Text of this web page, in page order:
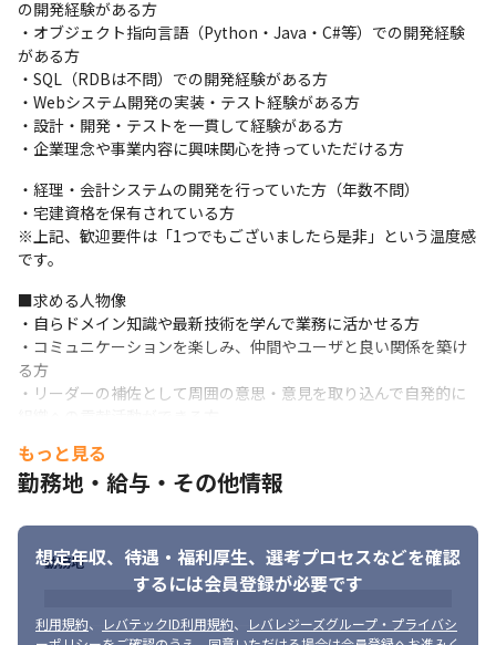
の開発経験がある方
・オブジェクト指向言語（Python・Java・C#等）での開発経験
がある方
・SQL（RDBは不問）での開発経験がある方
・Webシステム開発の実装・テスト経験がある方
・設計・開発・テストを一貫して経験がある方
・企業理念や事業内容に興味関心を持っていただける方
・経理・会計システムの開発を行っていた方（年数不問）
・宅建資格を保有されている方
※上記、歓迎要件は「1つでもございましたら是非」という温度感
です。
■求める人物像
・自らドメイン知識や最新技術を学んで業務に活かせる方
・コミュニケーションを楽しみ、仲間やユーザと良い関係を築け
る方
・リーダーの補佐として周囲の意思・意見を取り込んで自発的に
もっと見る
勤務地・給与・その他情報
想定年収、待遇・福利厚生、 選考プロセスなどを確認
するには会員登録が必要です
利用規約、 レバテックID利用規約、
レバレジーズグループ・プライバシ
勤務地